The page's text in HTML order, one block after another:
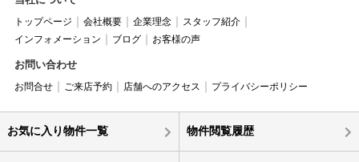
トップページ 会社概要 企業理念
スタッフ紹介
インフォメーション
ブログ お客様の声
お問い合わせ
お問合せ ご来店予約 店舗へのアクセス プライバシーポリシー
お気に入り物件一覧 物件閲覧履歴